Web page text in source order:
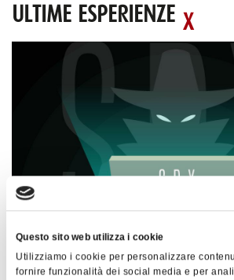
Questo sito web utilizza i cookie
Utilizziamo i cookie per personalizzare
fornire funzionalità dei social media e per
ULTIME ESPERIENZE
23 luglio 2026 - MILANO